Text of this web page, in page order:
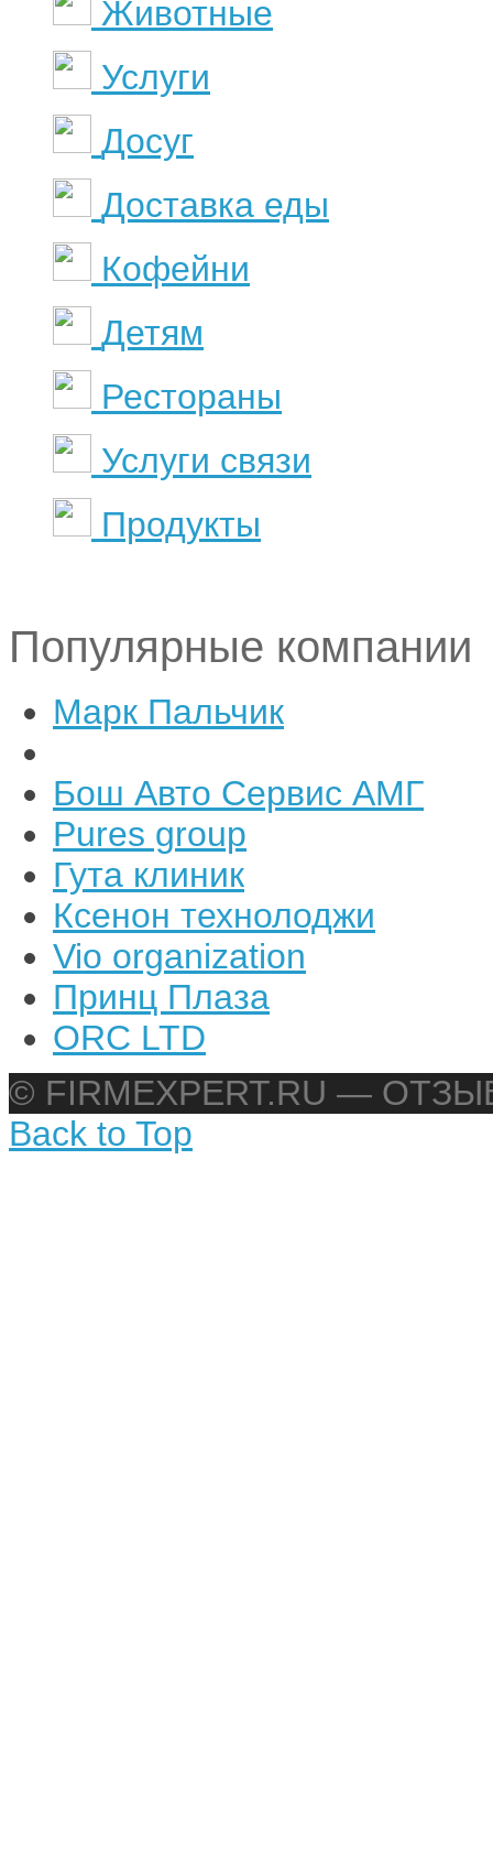
Животные
Услуги
Досуг
Доставка еды
Кофейни
Детям
Рестораны
Услуги связи
Продукты
Популярные компании
Марк Пальчик
Бош Авто Сервис АМГ
Pures group
Гута клиник
Ксенон технолоджи
Vio organization
Принц Плаза
ORC LTD
© FIRMEXPERT.RU —
Back to Top